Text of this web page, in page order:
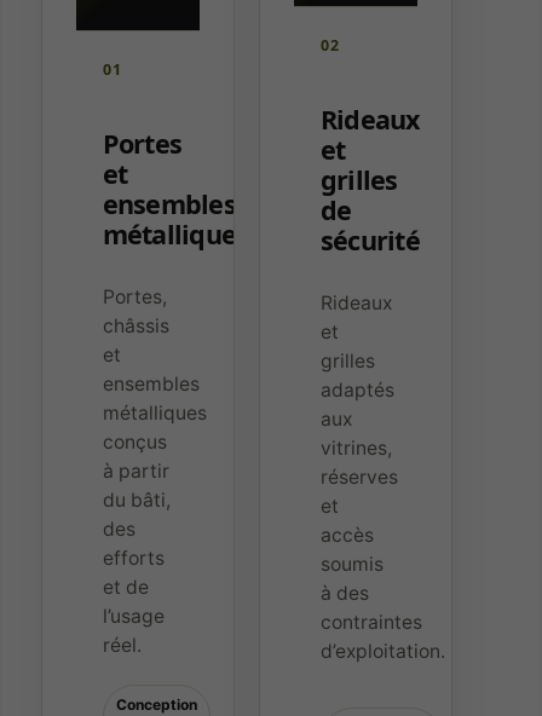
01
Portes
et
ensembles
métalliques
Portes,
châssis
et
ensembles
métalliques
conçus
à partir
du bâti,
des
efforts
et de
l’usage
réel.
Conception
02
Rideaux
et
grilles
de
sécurité
Rideaux
et
grilles
adaptés
aux
vitrines,
réserves
et
accès
soumis
à des
contraintes
d’exploitation.